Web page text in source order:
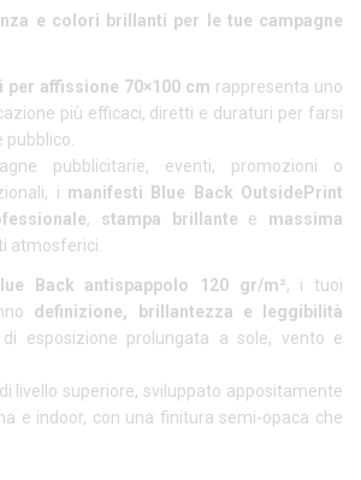
e colori brillanti per le tue campagne
per affissione 70×100 cm rappresenta uno
più efficaci, diretti e duraturi per farsi
pubblicitarie, eventi, promozioni o
i manifesti Blue Back OutsidePrint
, stampa brillante e massima
atmosferici.
Back antispappolo 120 gr/m², i tuoi
definizione, brillantezza e leggibilità
esposizione prolungata a sole, vento e
livello superiore, sviluppato appositamente
e indoor, con una finitura semi-opaca che